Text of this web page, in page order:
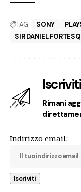
TAG: SONY
SIR DANIEL
Rimani
Indirizzo email: